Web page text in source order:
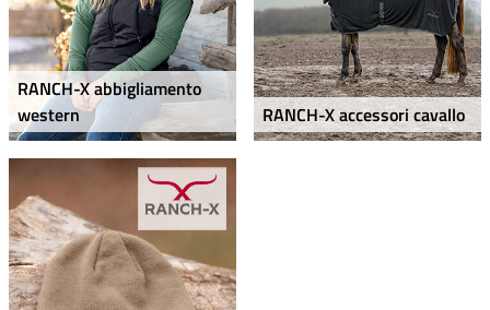
RANCH-X abbigliamento
western
RANCH-X accessori cavallo